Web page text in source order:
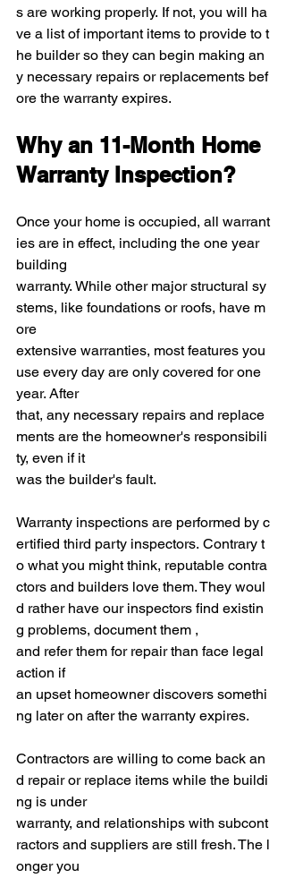
s are working properly. If not, you will ha
ve a list of important items to provide to t
he builder so they can begin making an
y necessary repairs or replacements bef
ore the warranty expires.
Why an 11-Month Home
Warranty Inspection?
Once your home is occupied, all warrant
ies are in effect, including the one year
building
warranty. While other major structural sy
stems, like foundations or roofs, have m
ore
extensive warranties, most features you
use every day are only covered for one
year. After
that, any necessary repairs and replace
ments are the homeowner's responsibili
ty, even if it
was the builder's fault.
Warranty inspections are performed by c
ertified third party inspectors. Contrary t
o what you might think, reputable contra
ctors and builders love them. They woul
d rather have our inspectors find existin
g problems, document them ,
and refer them for repair than face legal
action if
an upset homeowner discovers somethi
ng later on after the warranty expires.
Contractors are willing to come back an
d repair or replace items while the buildi
ng is under
warranty, and relationships with subcont
ractors and suppliers are still fresh. The l
onger you